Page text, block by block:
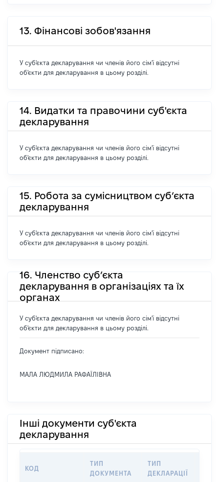
13. Фінансові зобов'язання
У суб'єкта декларування чи членів його сім'ї відсутні
об'єкти для декларування в цьому розділі.
14. Видатки та правочини суб'єкта
декларування
У суб'єкта декларування чи членів його сім'ї відсутні
об'єкти для декларування в цьому розділі.
15. Робота за сумісництвом суб’єкта
декларування
У суб'єкта декларування чи членів його сім'ї відсутні
об'єкти для декларування в цьому розділі.
16. Членство суб’єкта
декларування в організаціях та їх
органах
У суб'єкта декларування чи членів його сім'ї відсутні
об'єкти для декларування в цьому розділі.
Документ підписано:
МАЛА ЛЮДМИЛА РАФАЇЛІВНА
Інші документи суб'єкта
декларування
КОД
ТИП
ДОКУМЕНТА
ТИП
ДЕКЛАРАЦІЇ